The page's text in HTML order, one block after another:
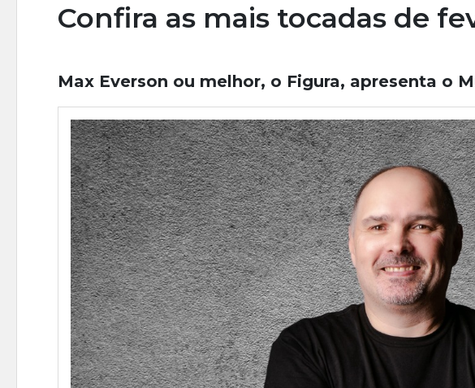
Confira as mais tocadas de
Max Everson ou melhor, o Figura, apresenta o